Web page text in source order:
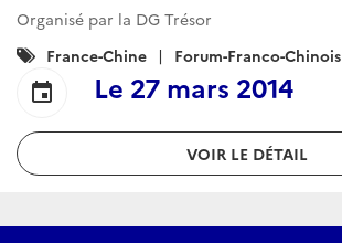
Organisé par la DG Trésor
Catégories
:
France-Chine Forum-Franco-Chinois
event Le 27 mars 2014
VOIR LE DÉTAIL